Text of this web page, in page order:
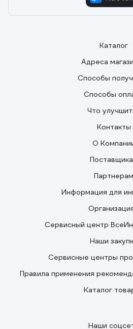
Каталог
Адреса
Способы
Способы
Что
Контакты
О
Партнерам
Информация для
Сервисный центр
Наши
Сервисные центры
Правила применения
Каталог
Наши